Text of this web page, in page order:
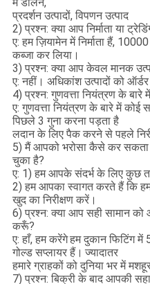
में डालने,
प्रदर्शन उत्पादों, विपणन उत्पाद
2) प्रश्न: क्या आप निर्माता या
ए: हम ज़ियामेन में निर्माता हैं,
कब्जा कर लिया।
3) प्रश्न: क्या आप केवल मानक
ए: नहीं। अधिकांश उत्पादों को
4) प्रश्न: गुणवत्ता नियंत्रण के
ए: गुणवत्ता नियंत्रण के बारे में कोई
पिछले 3 गुना करना पड़ता है
लदान के लिए पैक करने से पहले
5) मैं आपको भरोसा कैसे कर सकता
चुका है?
ए: 1) हम आपके संदर्भ के लिए कुछ
2) हम आपका स्वागत करते हैं कि
खुद का निरीक्षण करें।
6) प्रश्न: क्या आप सही सामान को
करूँ?
ए: हाँ, हम करेंगेहम दुकान फिटिंग
गोल्ड सप्लायर हैं। ज्यादातर
हमारे ग्राहकों को दुनिया भर में
7) प्रश्न: बिक्री के बाद आपकी